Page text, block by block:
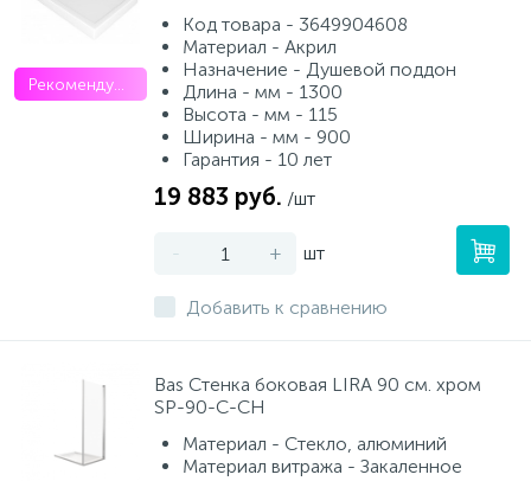
Рекомендуем
Код товара - 3649904608
Материал - Акрил
Назначение - Душевой поддон
Длина - мм - 1300
Высота - мм - 115
Ширина - мм - 900
Гарантия - 10 лет
19 883 руб. /шт
- + шт
Добавить к сравнению
Bas Стенка боковая LIRA 90 см. хром
SP-90-C-CH
Материал - Стекло, алюминий
Материал витража - Закаленное